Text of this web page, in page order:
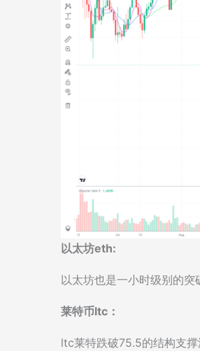
以太坊eth:
以太坊也是一小时级别的突
莱特币ltc：
ltc莱特跌破75.5的结构支